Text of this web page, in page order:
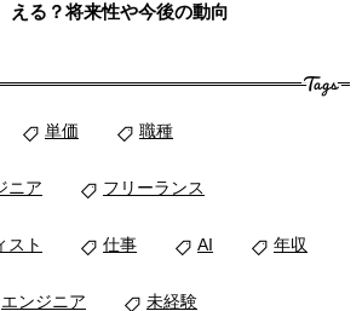
える？将来性や今後の動向
Tags
単価 職種
ニア フリーランス
スト 仕事 AI 年収
エンジニア 未経験